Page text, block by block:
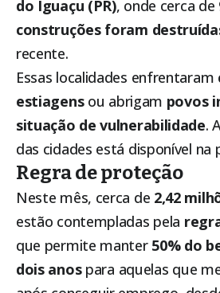
do Iguaçu (PR), onde cerca de
construções foram
recente.
Essas localidades enfrentaram
estiagensou abrigam povos
situação de vulnerabilidade.
das cidades está disponível na
Regra de proteção
Neste mês, cerca de 2,42
estão contempladas pela
que permite manter 50% do
dois anospara aquelas que